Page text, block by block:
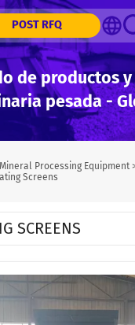
POST RFQ
de productos
pesada -
Processing Equipment
Screens
SCREENS